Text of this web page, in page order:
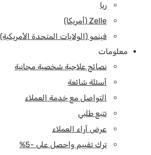
ريا
Zelle (أمريكا)
فينمو (الولايات المتحدة الأمريكية)
معلومات
نصائح علاجية شخصية مجانية
أسئلة شائعة
التواصل مع خدمة العملاء
تتبع طلبي
عرض آراء العملاء
ترك تقييم واحصل على -5%